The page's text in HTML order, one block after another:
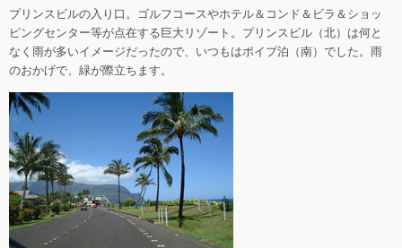
プリンスビルの入り口。ゴルフコースやホテル＆コンド＆ビラ＆ショッ
ピングセンター等が点在する巨大リゾート。プリンスビル（北）は何と
なく雨が多いイメージだったので、いつもはポイプ泊（南）でした。雨
のおかげで、緑が際立ちます。